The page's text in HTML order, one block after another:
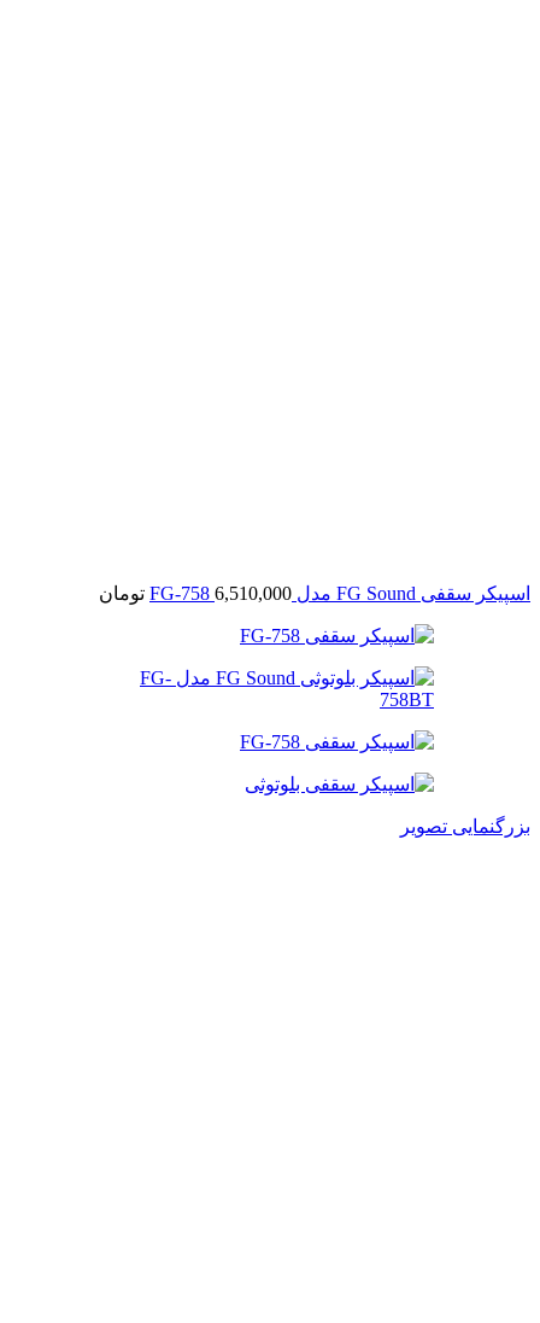
اسپیکر سقفی FG Sound مدل FG-758 6,510,000 تومان
بزرگنمایی تصویر